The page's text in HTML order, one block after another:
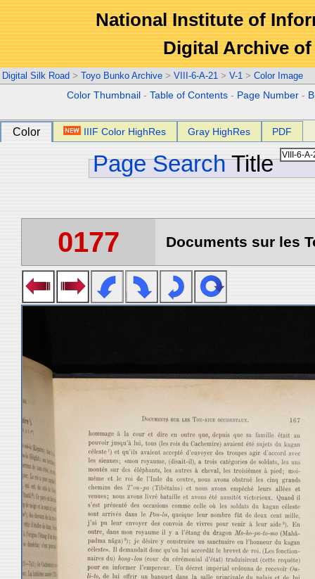
National Institute of
Digital Archive
Digital Silk Road > Toyo Bunko Archive > VIII-6-A-21 > V-1 > Color Image
Color Thumbnail -Table of Contents - Page Number -
Color IIIF Color HighRes Gray HighRes PDF
Page Search Title
0177 Documents sur les